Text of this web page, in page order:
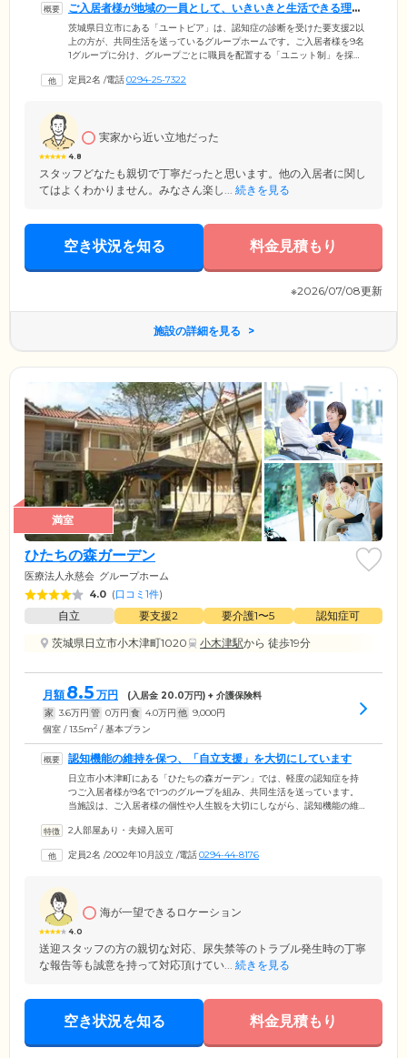
ご入居者様が地域の一員として、いきいきと生活できる理想
郷を目指します
茨城県日立市にある「ユートピア」は、認知症の診断を受けた要支援2以
上の方が、共同生活を送っているグループホームです。ご入居者様を9名
1グループに分け、グループごとに職員を配置する「ユニット制」を採
や得意なことはお任せしながら、ほかのご入居者様と協力して共同生活
ムを目指して、職員一同心をつくしています。
定員2名 /電話0294-25-7322
4.8
実家から近い立地だった
スタッフどなたも親切で丁寧だったと思います。他の入居者に関し
てはよくわかりません。みなさん楽し... 続きを見る
空き状況を知る 料金見積もり
※2026/07/08更新
施設の詳細を見る
満室
ひたちの森ガーデン
医療法人永慈会 グループホーム
4.0 (口コミ1件)
自立 要支援2 要介護1〜5
認知症可
茨城県日立市小木津町1020
小木津駅から 徒歩19分
月額 8.5 万円 (入居金 20.0万円) + 介護保険料
家 3.6万円 管 0万円 食 4.0万円 他 9,000円
個室 / 13.5m2 / 基本プラン
認知機能の維持を保つ、「自立支援」を大切にしています
日立市小木津町にある「ひたちの森ガーデン」では、軽度の認知症を持
つご入居者様が9名で1つのグループを組み、共同生活を送っています。
当施設は、ご入居者様の個性や人生観を大切にしながら、認知機能の維
よる24時間見守りのもと、炊事・掃除・洗濯など、お一人おひとりが役
責任感を取り戻し、認知症の進行緩和へつなげています。認知症ケアに
2人部屋あり・夫婦入居可
定員2名 /2002年10月設立 /電話0294-44-8176
4.0
海が一望できるロケーション
送迎スタッフの方の親切な対応、尿失禁等のトラブル発生時の丁寧
な報告等も誠意を持って対応頂けてい... 続きを見る
空き状況を知る 料金見積もり